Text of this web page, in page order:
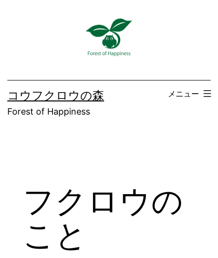
ス
コウフクロウの森
Forest of Happiness
メニュー
フクロウの
こと